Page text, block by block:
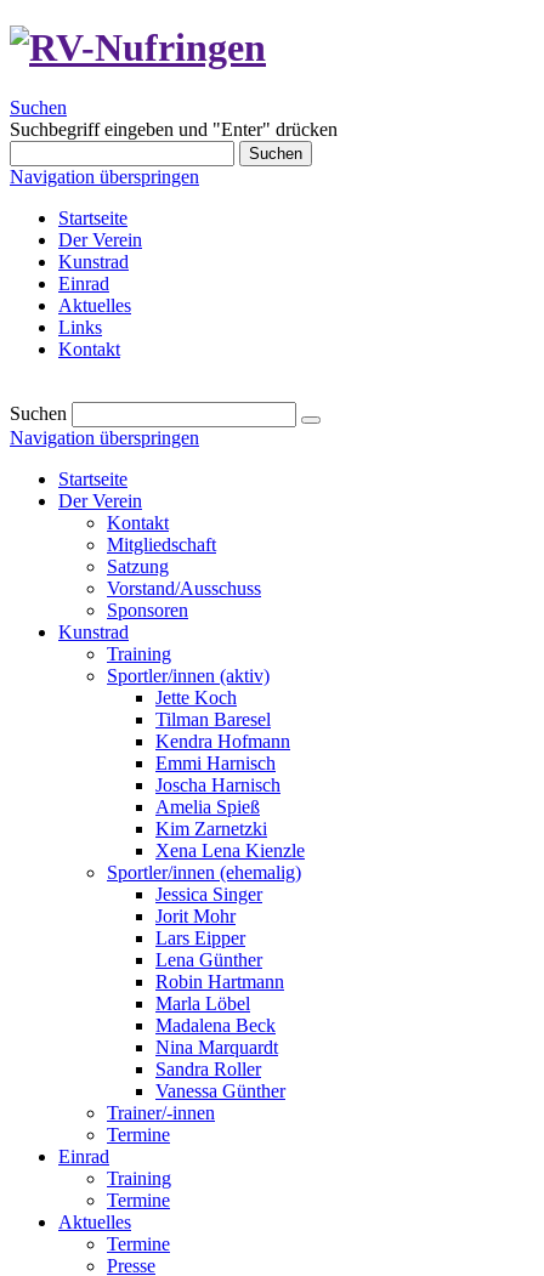
Suchen
Suchbegriff eingeben und "Enter" drücken
Suchen
Navigation überspringen
Startseite
Der Verein
Kunstrad
Einrad
Aktuelles
Links
Kontakt
Suchen
Navigation überspringen
Startseite
Der Verein
Kontakt
Mitgliedschaft
Satzung
Vorstand/Ausschuss
Sponsoren
Kunstrad
Training
Sportler/innen (aktiv)
Jette Koch
Tilman Baresel
Kendra Hofmann
Emmi Harnisch
Joscha Harnisch
Amelia Spieß
Kim Zarnetzki
Xena Lena Kienzle
Sportler/innen (ehemalig)
Jessica Singer
Jorit Mohr
Lars Eipper
Lena Günther
Robin Hartmann
Marla Löbel
Madalena Beck
Nina Marquardt
Sandra Roller
Vanessa Günther
Trainer/-innen
Termine
Einrad
Training
Termine
Aktuelles
Termine
Presse